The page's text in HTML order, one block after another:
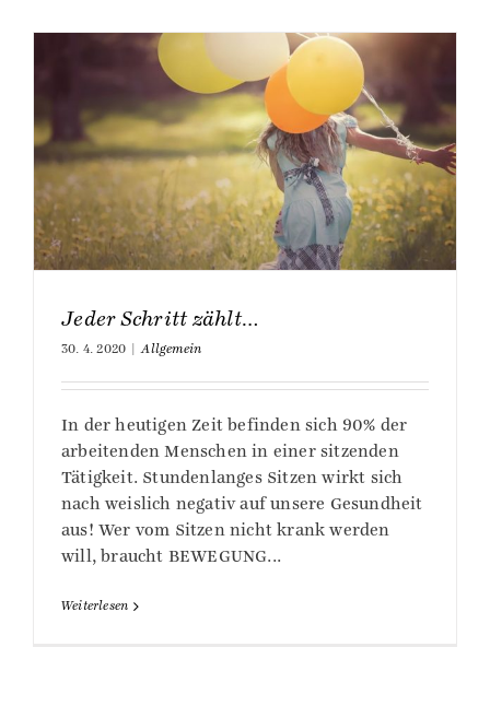
Jeder Schritt zählt…
30. 4. 2020 Allgemein
In der heutigen Zeit befinden sich 90% der
arbeitenden Menschen in einer sitzenden
Tätigkeit. Stundenlanges Sitzen wirkt sich
nach weislich negativ auf unsere Gesundheit
aus! Wer vom Sitzen nicht krank werden
will, braucht BEWEGUNG...
Weiterlesen